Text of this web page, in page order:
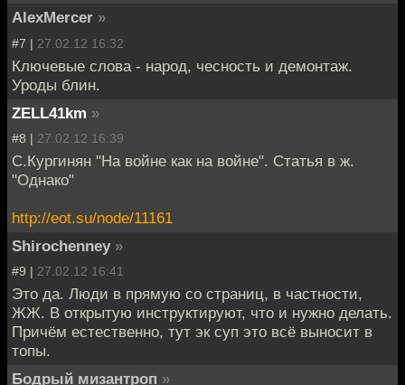
AlexMercer »
#7 | 27.02.12 16:32
Ключевые слова - народ, чесность и демонтаж.
Уроды блин.
ZELL41km »
#8 | 27.02.12 16:39
С.Кургинян "На войне как на войне". Статья в ж.
"Однако"
http://eot.su/node/11161
Shirochenney »
#9 | 27.02.12 16:41
Это да. Люди в прямую со страниц, в частности,
ЖЖ. В открытую инструктируют, что и нужно делать.
Причём естественно, тут эк суп это всё выносит в
топы.
Бодрый мизантроп »